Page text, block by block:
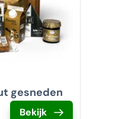
gesneden
Bekijk